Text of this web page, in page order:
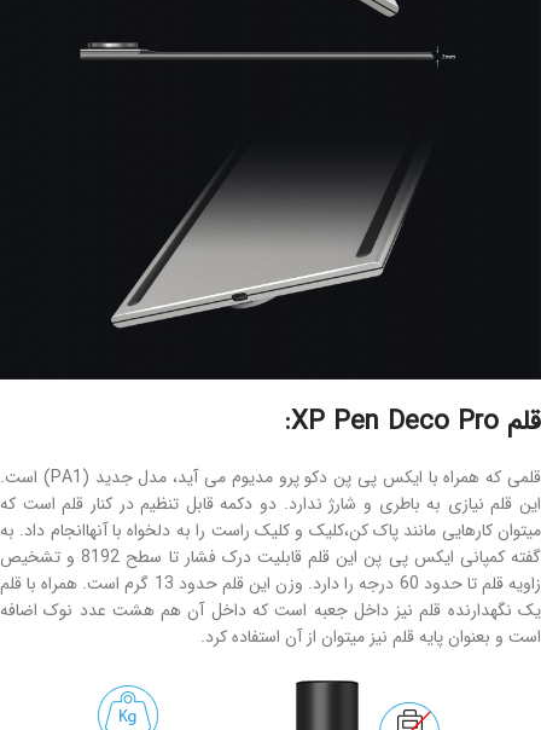
قلم XP Pen Deco Pro:
قلمی که همراه با ایکس پی پن دکو پرو مدیوم می آید، مدل جدید (PA1) است.
این قلم نیازی به باطری و شارژ ندارد. دو دکمه قابل تنظیم در کنار قلم است که
میتوان کارهایی مانند پاک کن،کلیک و کلیک راست را به دلخواه با آنهاانجام داد. به
گفته کمپانی ایکس پی پن این قلم قابلیت درک فشار تا سطح 8192 و تشخیص
زاویه قلم تا حدود 60 درجه را دارد. وزن این قلم حدود 13 گرم است. همراه با قلم
یک نگهدارنده قلم نیز داخل جعبه است که داخل آن هم هشت عدد نوک اضافه
است و بعنوان پایه قلم نیز میتوان از آن استفاده کرد.